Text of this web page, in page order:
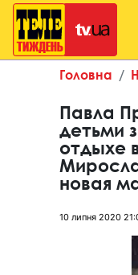
Головна
Павла
детьми
отдыхе
новая
10 липня 2020